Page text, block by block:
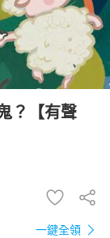
？【有聲
一鍵全領